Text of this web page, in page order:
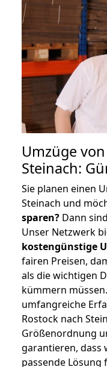
Umzüge
Steinach:
Sie planen einen
Steinach und
sparen? Dann
Unser Netzwerk
kostengünstige
fairen Preisen,
als die wichtigen
kümmern
umfangreiche
Rostock nach
Größenordnung
garantieren, dass
passende Lösung